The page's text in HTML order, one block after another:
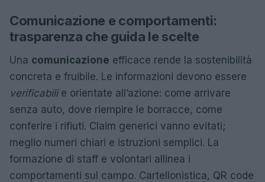
Comunicazione e comportamenti:
trasparenza che guida le scelte
Una comunicazione efficace rende la sostenibilità
concreta e fruibile. Le informazioni devono essere
verificabilie orientate all’azione: come arrivare
senza auto, dove riempire le borracce, come
conferire i rifiuti. Claim generici vanno evitati;
meglio numeri chiari e istruzioni semplici. La
formazione di staff e volontari allinea i
comportamenti sul campo. Cartellonistica, QR code